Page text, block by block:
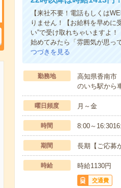
【来社不要！電話もしくは
りません！【お給料を早めに
い”で受け取れちゃいますよ
始めてみたら「雰囲気が思
つづきを見る
勤務地
高知県香南市
のいち駅から
曜日頻度 月～金
時間 8:00～
期間 長期【ご応募
時給 時給1130円
交通費